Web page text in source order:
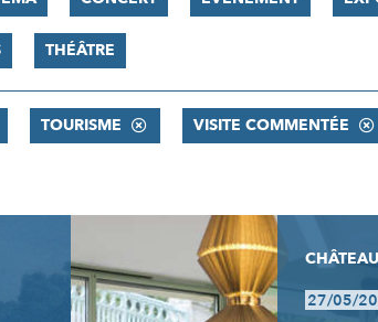
THÉÂTRE
TOURISME VISITE COMMENTÉE
CHÂTEAU
27/05/